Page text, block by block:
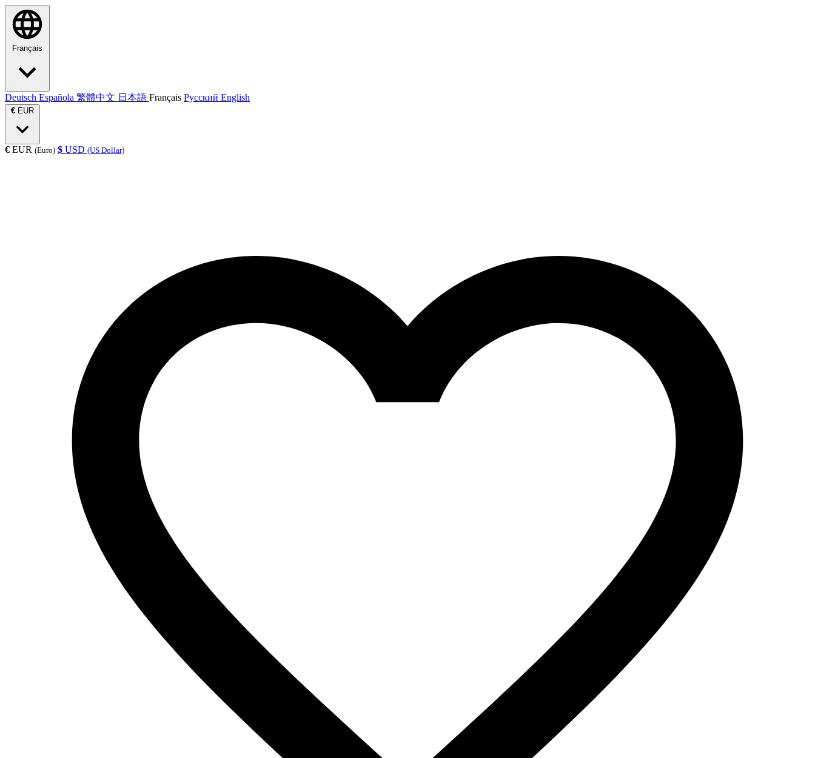
Français
Deutsch Española 繁體中文 日本語 Français Русский English
€ EUR
€ EUR (Euro) $ USD (US Dollar)